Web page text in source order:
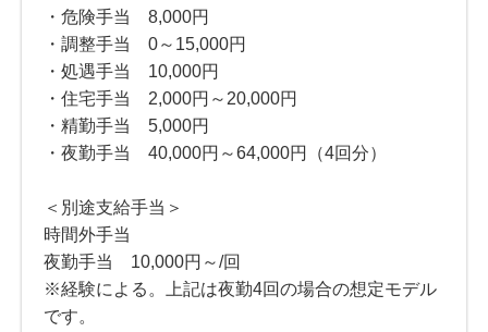
・危険手当 8,000円
・調整手当 0～15,000円
・処遇手当 10,000円
・住宅手当 2,000円～20,000円
・精勤手当 5,000円
・夜勤手当 40,000円～64,000円（4回分）
＜別途支給手当＞
時間外手当
夜勤手当 10,000円～/回
※経験による。上記は夜勤4回の場合の想定モデル
です。